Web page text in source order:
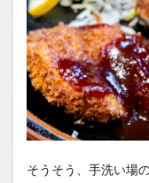
そうそう、手洗い場